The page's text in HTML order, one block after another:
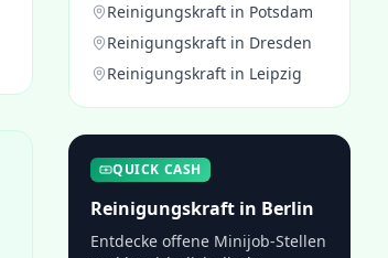
Reinigungskraft in Potsdam
Reinigungskraft in Dresden
Reinigungskraft in Leipzig
QUICK CASH
Reinigungskraft in Berlin
Entdecke offene Minijob-Stellen